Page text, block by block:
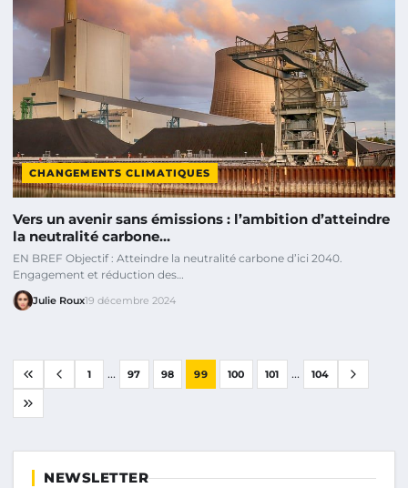
CHANGEMENTS CLIMATIQUES
Vers un avenir sans émissions : l’ambition d’atteindre
la neutralité carbone…
EN BREF Objectif : Atteindre la neutralité carbone d’ici 2040.
Engagement et réduction des…
Julie Roux19 décembre 2024
1 ... 97 98 99 100 101 ... 104
NEWSLETTER